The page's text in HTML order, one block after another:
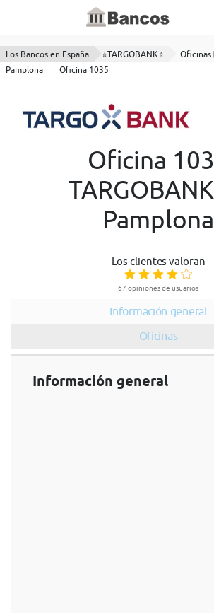
Los Bancos en España ⭐TARGOBANK⭐ Oficinas
Pamplona
Oficina 1035
Oficina
Pamplona
Los clientes valoran
67 opiniones de usuarios
Información general
Oficinas
Información general